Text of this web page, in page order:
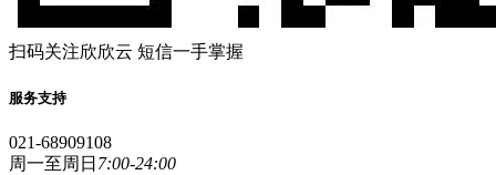
扫码关注欣欣云 短信一手掌握
服务支持
021-68909108
周一至周日 7:00-24:00